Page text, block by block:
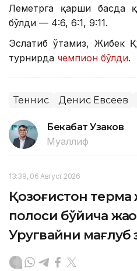
Леметрга қарши баҳсда
бўлди — 4:6, 6:1, 9:11.
Эслатиб ўтамиз, Жибек
турнирда чемпион бўлди.
Теннис Денис Евсеев
Бекабат Узаков
Муаллиф
13:39, 06 Август 2026
Қозоғистон терма
полоси бўйича
Уругвайни мағлуб